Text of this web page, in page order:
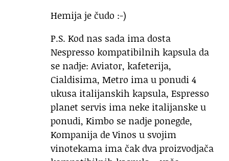
Hemija je čudo :-)
P.S. Kod nas sada ima dosta
Nespresso kompatibilnih kapsula da
se nadje: Aviator, kafeterija,
Cialdisima, Metro ima u ponudi 4
ukusa italijanskih kapsula, Espresso
planet servis ima neke italijanske u
ponudi, Kimbo se nadje ponegde,
Kompanija de Vinos u svojim
vinotekama ima čak dva proizvodjača